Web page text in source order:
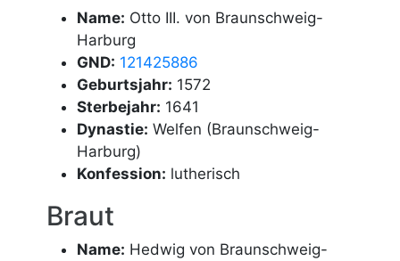
Name: Otto III. von Braunschweig-
Harburg
GND: 121425886
Geburtsjahr: 1572
Sterbejahr: 1641
Dynastie: Welfen (Braunschweig-
Harburg)
Konfession: lutherisch
Braut
Name: Hedwig von Braunschweig-